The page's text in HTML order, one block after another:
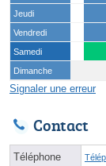
Jeudi
Vendredi
Samedi
Dimanche
Signaler une erreur
Contact
Téléphone